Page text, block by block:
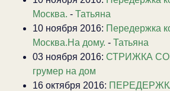
Москва. - Татьяна
10 ноября 2016: Передержка
Москва.На дому. - Татьяна
03 ноября 2016: СТРИЖКА
грумер на дом
16 октября 2016: ПЕРЕДЕРЖКА